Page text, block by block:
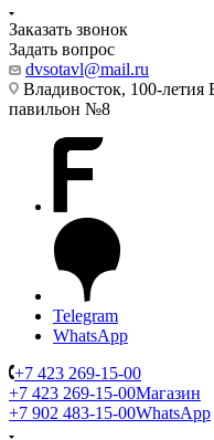
Заказать звонок
Задать вопрос
dvsotavl@mail.ru
Владивосток, 100-летия
павильон №8
Telegram
WhatsApp
+7 423 269-15-00
+7 423 269-15-00Магазин
+7 902 483-15-00WhatsApp